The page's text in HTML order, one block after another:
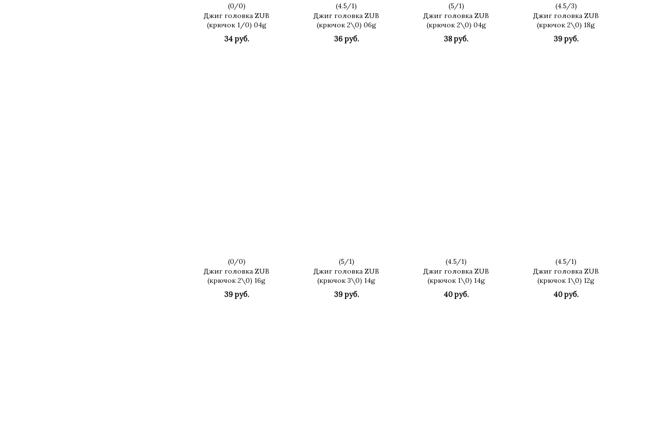
(0/0)
Джиг головка ZUB
(крючок 1/0) 04g
34 руб.
(4.5/1)
Джиг головка ZUB
(крючок 2\0) 06g
36 руб.
(5/1)
Джиг головка ZUB
(крючок 2\0) 04g
38 руб.
(4.5/3)
Джиг головка ZUB
(крючок 2\0) 18g
39 руб.
(0/0)
Джиг головка ZUB
(крючок 2\0) 16g
39 руб.
(5/1)
Джиг головка ZUB
(крючок 3\0) 14g
39 руб.
(4.5/1)
Джиг головка ZUB
(крючок 1\0) 14g
40 руб.
(4.5/1)
Джиг головка ZUB
(крючок 1\0) 12g
40 руб.